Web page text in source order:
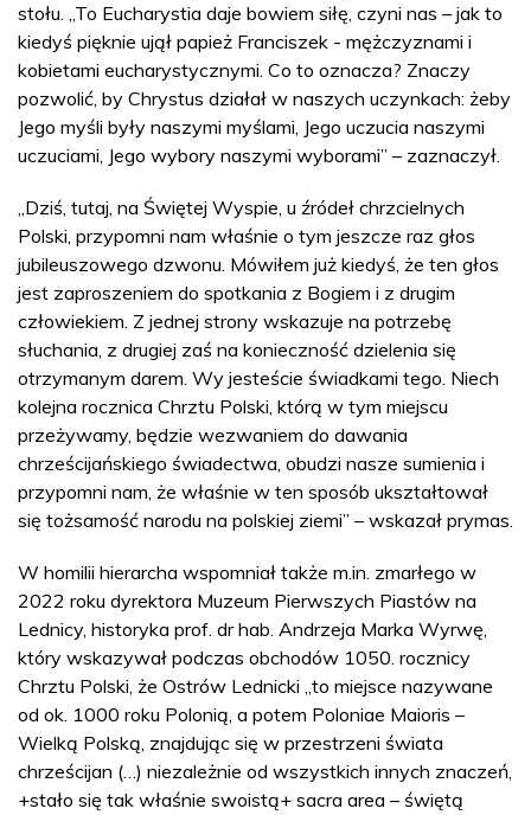
stołu. „To Eucharystia daje bowiem siłę, czyni nas – jak to
kiedyś pięknie ujął papież Franciszek - mężczyznami i
kobietami eucharystycznymi. Co to oznacza? Znaczy
pozwolić, by Chrystus działał w naszych uczynkach: żeby
Jego myśli były naszymi myślami, Jego uczucia naszymi
uczuciami, Jego wybory naszymi wyborami” – zaznaczył.
„Dziś, tutaj, na Świętej Wyspie, u źródeł chrzcielnych
Polski, przypomni nam właśnie o tym jeszcze raz głos
jubileuszowego dzwonu. Mówiłem już kiedyś, że ten głos
jest zaproszeniem do spotkania z Bogiem i z drugim
człowiekiem. Z jednej strony wskazuje na potrzebę
słuchania, z drugiej zaś na konieczność dzielenia się
otrzymanym darem. Wy jesteście świadkami tego. Niech
kolejna rocznica Chrztu Polski, którą w tym miejscu
przeżywamy, będzie wezwaniem do dawania
chrześcijańskiego świadectwa, obudzi nasze sumienia i
przypomni nam, że właśnie w ten sposób ukształtował
się tożsamość narodu na polskiej ziemi” – wskazał prymas.
W homilii hierarcha wspomniał także m.in. zmarłego w
2022 roku dyrektora Muzeum Pierwszych Piastów na
Lednicy, historyka prof. dr hab. Andrzeja Marka Wyrwę,
który wskazywał podczas obchodów 1050. rocznicy
Chrztu Polski, że Ostrów Lednicki „to miejsce nazywane
od ok. 1000 roku Polonią, a potem Poloniae Maioris –
Wielką Polską, znajdując się w przestrzeni świata
chrześcijan (…) niezależnie od wszystkich innych znaczeń,
+stało się tak właśnie swoistą+ sacra area – świętą